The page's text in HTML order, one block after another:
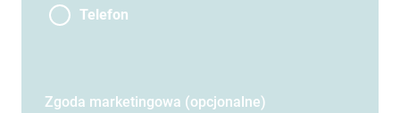
Telefon
Zgoda marketingowa (opcjonalne)